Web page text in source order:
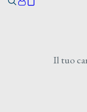
Il tuo